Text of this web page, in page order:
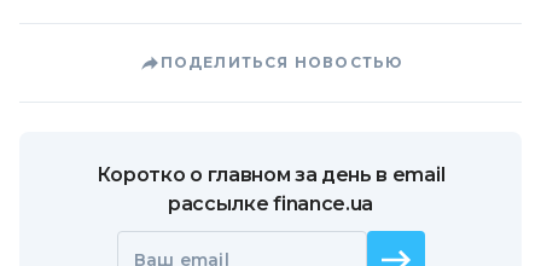
ПОДЕЛИТЬСЯ НОВОСТЬЮ
Коротко о главном за день в email
рассылке finance.ua
Ваш email